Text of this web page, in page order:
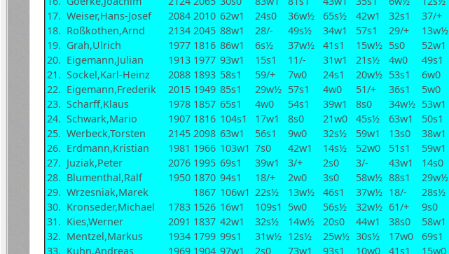
17. Weiser,Hans-Josef 2084 2010 62w1 24s0 36w½ 65s½ 42w1 32s1 37/+
18. Roßkothen,Arnd 2134 2045 88w1 28/- 49s½ 34w1 57s1 29/+ 13w½
19. Grah,Ulrich 1977 1816 86w1 6s½ 37w½ 41s1 15w½ 5s0 52w1
20. Eigemann,Julian 1913 1977 93w1 15s1 11/- 31w1 21s½ 4w0 49s1
21. Sockel,Karl-Heinz 2088 1893 58s1 59/+ 7w0 24s1 20w½ 53s1 6w0
22. Eigemann,Frederik 2015 1949 85s1 29w½ 57s1 4w0 51/+ 36s1 5w0
23. Scharff,Klaus 1978 1857 65s1 4w0 54s1 39w1 8s0 34w½ 53w1
24. Schwark,Mario 1907 1816 104s1 17w1 8s0 21w0 45s½ 63w1 50s1
25. Werbeck,Torsten 2145 2098 63w1 56s1 9w0 32s½ 59w1 13s0 38w1
26. Erdmann,Kristian 1981 1966 103w1 7s0 42w1 14s½ 52w0 51s1 59w1
27. Juziak,Peter 2076 1995 69s1 39w1 3/+ 2s0 3/- 43w1 14s0
28. Blumenthal,Ralf 1950 1870 94s1 18/+ 2w0 3s0 58w½ 88s1 29w½
29. Wrzesniak,Marek 1867 106w1 22s½ 13w½ 46s1 37w½ 18/- 28s½
30. Kronseder,Michael 1783 1526 16w1 109s1 5w0 56s½ 32w½ 61/+ 9s0
31. Kies,Werner 2091 1837 42w1 32s½ 14w½ 20s0 44w1 38s0 58w1
32. Mentzel,Markus 1934 1799 99s1 31w½ 12s½ 25w½ 30s½ 17w0 69s1
33. Kuhn,Andreas 1969 1904 97w1 2s0 73w1 93s1 10w0 41s1 15w0